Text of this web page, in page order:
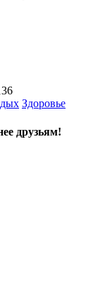
Здоровье
друзьям!